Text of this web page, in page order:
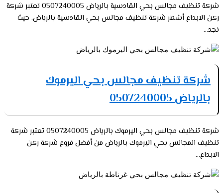
شركة تنظيف مجالس بحي القادسية بالرياض 0507240005 تعتبر شركة
ركن الابداع أشهر شركة تنظيف مجالس بحي القادسية بالرياض. حيث
نجد...
شركة تنظيف مجالس بحي اليرموك
بالرياض 0507240005
شركة تنظيف مجالس بحي اليرموك بالرياض 0507240005 تعتبر شركة
تنظيف المجالس بحي اليرموك بالرياض من أفضل فروع شركة ركن
الابداع...